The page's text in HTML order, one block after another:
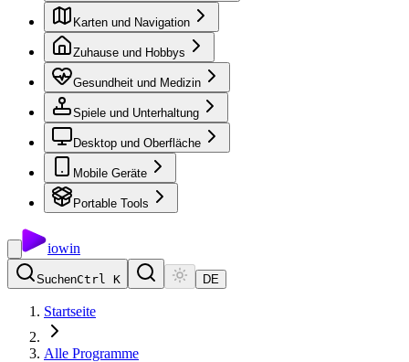
Karten und Navigation
Zuhause und Hobbys
Gesundheit und Medizin
Spiele und Unterhaltung
Desktop und Oberfläche
Mobile Geräte
Portable Tools
iowin
SuchenCtrl K DE
Startseite
Alle Programme